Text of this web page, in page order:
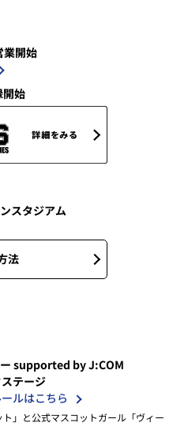
スタジアム
法
supported by J:COM
テージ
」と公式マスコットガール「ヴィー